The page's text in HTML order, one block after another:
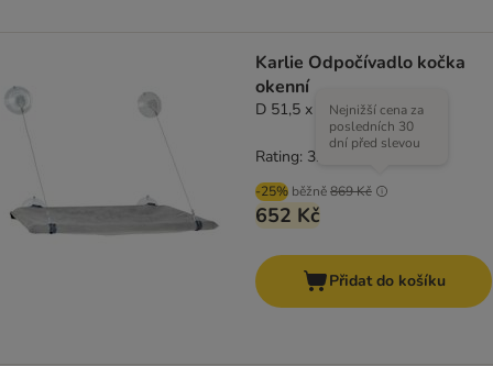
Karlie Odpočívadlo kočka
okenní
D 51,5 x Š 31 x V 2,5 cm
-25% běžně869 Kč
Nejnižší cena za
posledních 30
dní před slevou
652 Kč
Rating: 3.5/5
Přidat do košíku